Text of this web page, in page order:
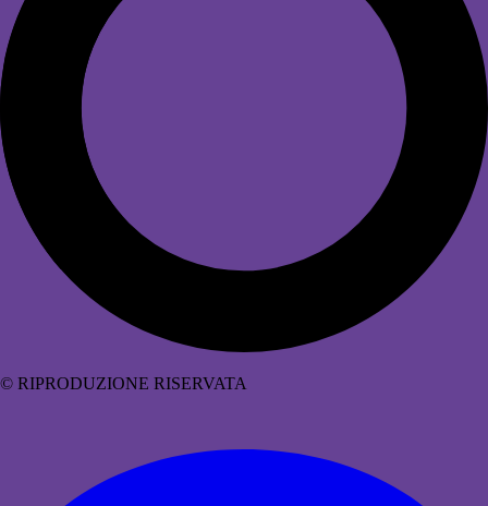
© RIPRODUZIONE RISERVATA